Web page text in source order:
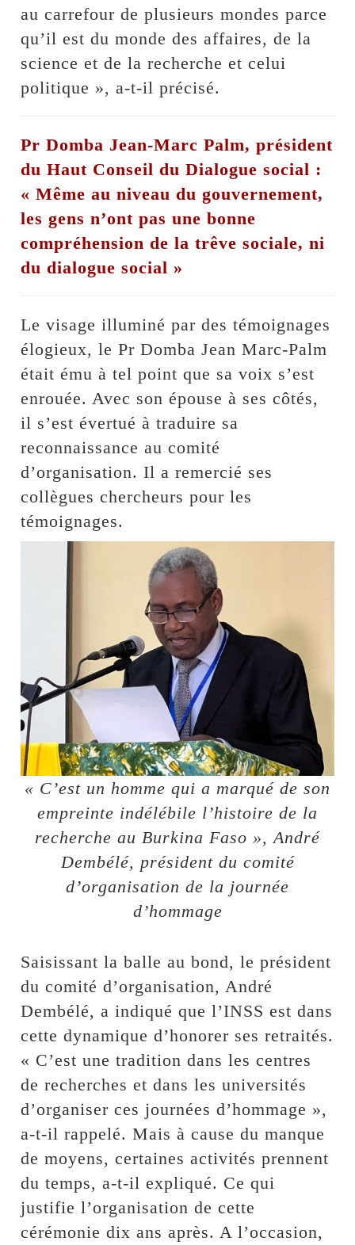
au carrefour de plusieurs mondes parce
qu’il est du monde des affaires, de la
science et de la recherche et celui
politique », a-t-il précisé.
Pr Domba Jean-Marc Palm, président
du Haut Conseil du Dialogue social :
« Même au niveau du gouvernement,
les gens n’ont pas une bonne
compréhension de la trêve sociale, ni
du dialogue social »
Le visage illuminé par des témoignages
élogieux, le Pr Domba Jean Marc-Palm
était ému à tel point que sa voix s’est
enrouée. Avec son épouse à ses côtés,
il s’est évertué à traduire sa
reconnaissance au comité
d’organisation. Il a remercié ses
collègues chercheurs pour les
témoignages.
« C’est un homme qui a marqué de son
empreinte indélébile l’histoire de la
recherche au Burkina Faso », André
Dembélé, président du comité
d’organisation de la journée
d’hommage
Saisissant la balle au bond, le président
du comité d’organisation, André
Dembélé, a indiqué que l’INSS est dans
cette dynamique d’honorer ses retraités.
« C’est une tradition dans les centres
de recherches et dans les universités
d’organiser ces journées d’hommage »,
a-t-il rappelé. Mais à cause du manque
de moyens, certaines activités prennent
du temps, a-t-il expliqué. Ce qui
justifie l’organisation de cette
cérémonie dix ans après. A l’occasion,